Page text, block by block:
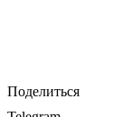
Поделиться